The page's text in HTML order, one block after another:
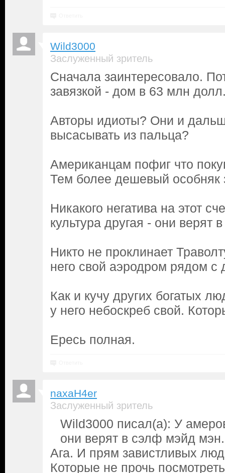
Wild3000
Заслуженный зритель
Сначала заинтересовало.
завязкой - дом в 63 млн
Авторы идиоты? Они и
высасывать из пальца?
Американцам пофиг что
Тем более дешевый особняк
Никакого негатива на этот
культура другая - они верят
Никто не проклинает
него свой аэродром рядом с
Как и кучу других богатых
у него небоскреб свой.
Ересь полная.
naxaH4er
Заслуженный зритель
Wild3000 писал(а): У
они верят в сэлф мэйд мэн.
Ага. И прям завистливых
Которые не прочь посмотреть